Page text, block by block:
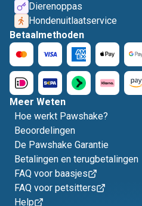
Dierenoppas
Hondenuitlaatservice
Betaalmethoden
Meer Weten
Hoe werkt Pawshake?
Beoordelingen
De Pawshake Garantie
Betalingen en terugbetalingen
FAQ voor baasjes
FAQ voor petsitters
Help